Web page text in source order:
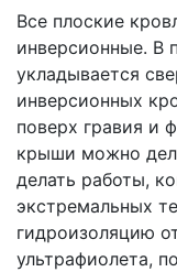
Все плоские
инверсионные. В
укладывается
инверсионных
поверх гравия и
крыши можно
делать работы,
экстремальных
гидроизоляцию
ультрафиолета,